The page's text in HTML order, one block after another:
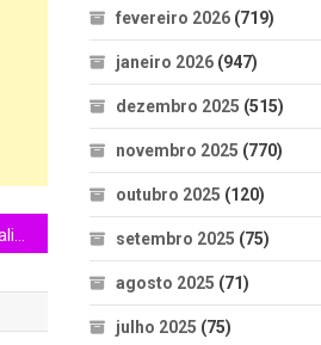
fevereiro 2026 (719)
janeiro 2026 (947)
dezembro 2025 (515)
novembro 2025 (770)
outubro 2025 (120)
setembro 2025 (75)
agosto 2025 (71)
julho 2025 (75)